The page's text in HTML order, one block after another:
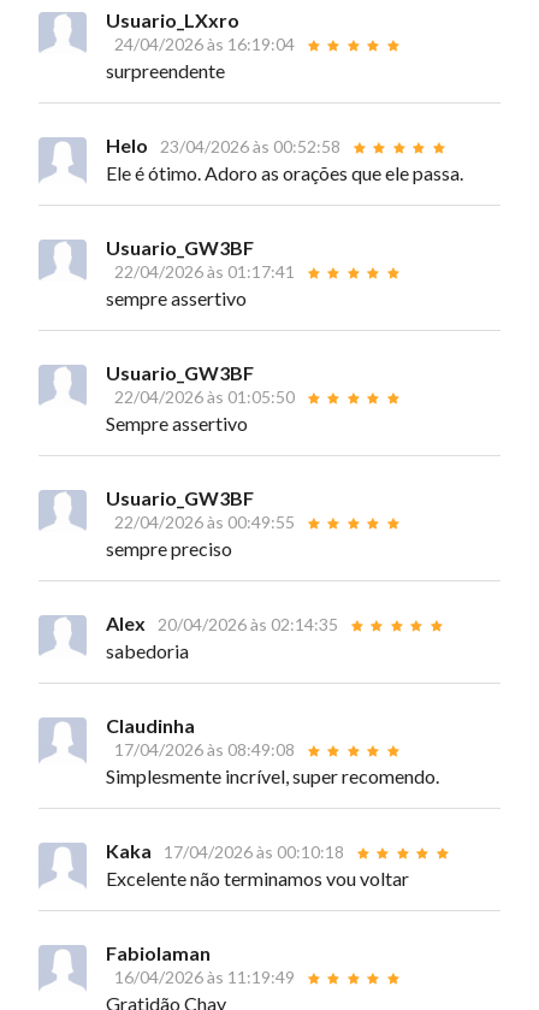
Usuario_LXxro
24/04/2026 às 16:19:04
surpreendente
Helo 23/04/2026 às 00:52:58
Ele é ótimo. Adoro as orações que ele passa.
Usuario_GW3BF
22/04/2026 às 01:17:41
sempre assertivo
Usuario_GW3BF
22/04/2026 às 01:05:50
Sempre assertivo
Usuario_GW3BF
22/04/2026 às 00:49:55
sempre preciso
Alex 20/04/2026 às 02:14:35
sabedoria
Claudinha
17/04/2026 às 08:49:08
Simplesmente incrível, super recomendo.
Kaka 17/04/2026 às 00:10:18
Excelente não terminamos vou voltar
Fabiolaman
16/04/2026 às 11:19:49
Gratidão Chay